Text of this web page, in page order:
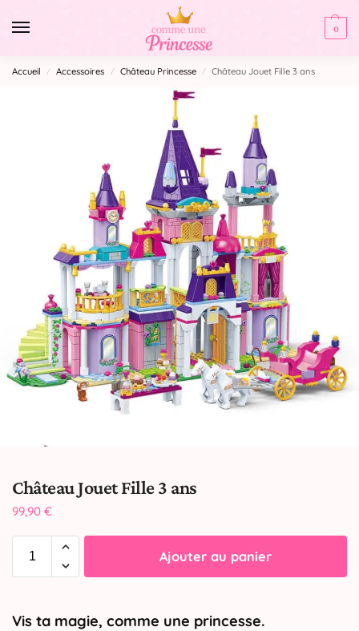
0
Accueil / Accessoires / Château Princesse / Château Jouet Fille 3 ans
Château Jouet Fille 3 ans
99,90 €
Ajouter au panier
Vis ta magie, comme une princesse.